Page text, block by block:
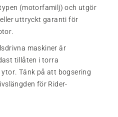
(motorfamilj) och utgör
uttryckt garanti för
maskiner är
tillåten i torra
Tänk på att bogsering
för Rider-